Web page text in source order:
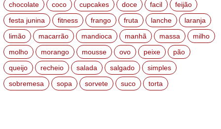
chocolate
coco cupcakes doce facil
feijão
festa junina
fitness frango fruta lanche
laranja
limão
macarrão mandioca manhã massa
milho
molho
morango mousse ovo peixe
pão
queijo
recheio salada salgado
simples
sobremesa
sopa sorvete suco torta